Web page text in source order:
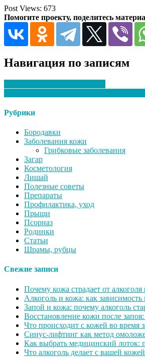
Post Views: 673
Помогите проекту, поделитесь
Навигация по записям
Рубрики
Бородавки
Заболевания кожи
Грибковые заболевания
Загар
Косметология
Лишай
Полезные советы
Препараты
Профилактика, уход
Прыщи
Псориаз
Родинки
Статьи
Шрамы, рубцы
Свежие записи
Почему кожа страдает от
Алкоголь и кожа: как
Запой и кожа: почему алкоголь
Восстановление кожи после
Что происходит с кожей во время
Синус-лифтинг как метод
Как выбрать медицинский лоток:
Что алкоголь делает с вашей